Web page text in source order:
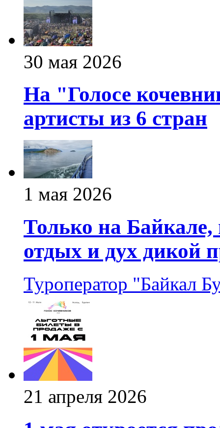
30 мая 2026
На "Голосе
артисты из 6 стран
1 мая 2026
Только на
отдых и дух дикой
Туроператор "Байкал
21 апреля 2026